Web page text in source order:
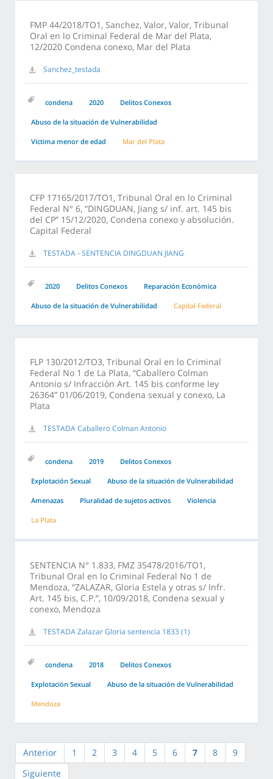
FMP 44/2018/TO1, Sanchez, Valor, Valor, Tribunal
Oral en lo Criminal Federal de Mar del Plata,
12/2020 Condena conexo, Mar del Plata
Sanchez_testada
condena 2020 Delitos Conexos
Abuso de la situación de Vulnerabilidad
Víctima menor de edad Mar del Plata
CFP 17165/2017/TO1, Tribunal Oral en lo Criminal
Federal N° 6, “DINGDUAN, Jiang s/ inf. art. 145 bis
del CP” 15/12/2020, Condena conexo y absolución.
Capital Federal
TESTADA - SENTENCIA DINGDUAN JIANG
2020 Delitos Conexos Reparación Económica
Abuso de la situación de Vulnerabilidad Capital Federal
FLP 130/2012/TO3, Tribunal Oral en lo Criminal
Federal No 1 de La Plata, “Caballero Colman
Antonio s/ Infracción Art. 145 bis conforme ley
26364” 01/06/2019, Condena sexual y conexo, La
Plata
TESTADA Caballero Colman Antonio
condena 2019 Delitos Conexos
Explotación Sexual Abuso de la situación de Vulnerabilidad
Amenazas Pluralidad de sujetos activos Violencia
La Plata
SENTENCIA N° 1.833, FMZ 35478/2016/TO1,
Tribunal Oral en lo Criminal Federal No 1 de
Mendoza, “ZALAZAR, Gloria Estela y otras s/ Infr.
Art. 145 bis, C.P.”, 10/09/2018, Condena sexual y
conexo, Mendoza
TESTADA Zalazar Gloria sentencia 1833 (1)
condena 2018 Delitos Conexos
Explotación Sexual Abuso de la situación de Vulnerabilidad
Mendoza
Anterior 1 2 3 4 5 6 7 8
9
Siguiente